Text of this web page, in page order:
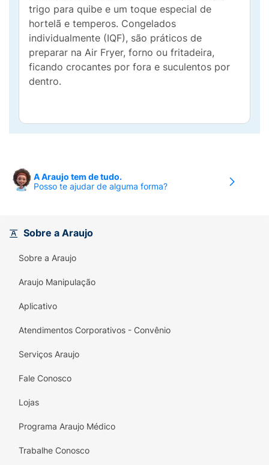
trigo para quibe e um toque especial de
hortelã e temperos. Congelados
individualmente (IQF), são práticos de
preparar na Air Fryer, forno ou fritadeira,
ficando crocantes por fora e suculentos por
dentro.
A Araujo tem de tudo.
Posso te ajudar de alguma forma?
Sobre a Araujo
Sobre a Araujo
Araujo Manipulação
Aplicativo
Atendimentos Corporativos - Convênio
Serviços Araujo
Fale Conosco
Lojas
Programa Araujo Médico
Trabalhe Conosco